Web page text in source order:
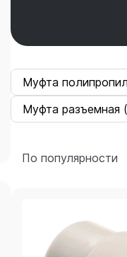
Муфта
Муфта разъемная
По популярности